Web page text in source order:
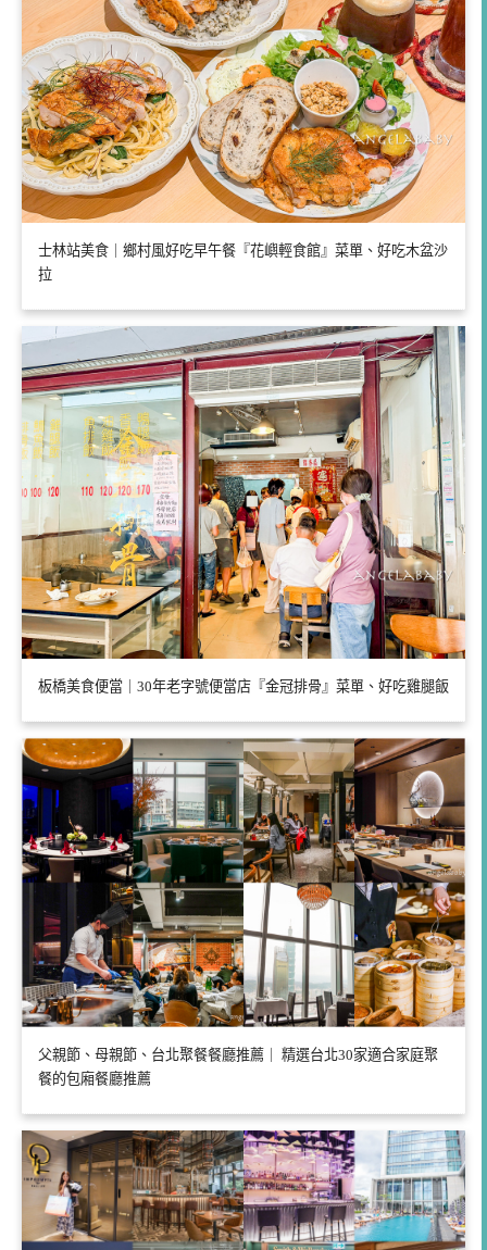
士林站美食｜鄉村風好吃早午餐『花嶼輕食館』菜單、好吃木盆沙
拉
板橋美食便當｜30年老字號便當店『金冠排骨』菜單、好吃雞腿飯
父親節、母親節、台北聚餐餐廳推薦｜ 精選台北30家適合家庭聚
餐的包廂餐廳推薦